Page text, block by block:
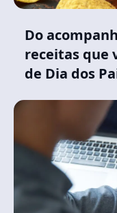
Do
receitas que
de Dia dos